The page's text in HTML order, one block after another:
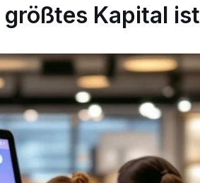
Kapital ist